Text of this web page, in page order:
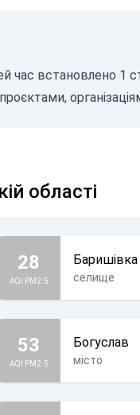
час встановлено 1
області
28
AQI PM2.5
Баришівка
селище
53
AQI PM2.5
Богуслав
місто